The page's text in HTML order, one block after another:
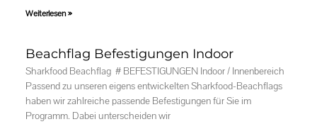
Weiterlesen »
Beachflag Befestigungen Indoor
Sharkfood Beachflag # BEFESTIGUNGEN Indoor / Innenbereich
Passend zu unseren eigens entwickelten Sharkfood-Beachflags
haben wir zahlreiche passende Befestigungen für Sie im
Programm. Dabei unterscheiden wir